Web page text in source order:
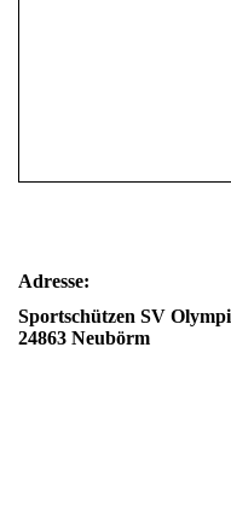
Adresse:
Sportschützen SV
24863 Neubörm